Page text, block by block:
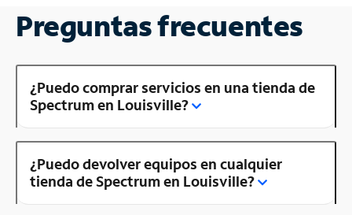
Preguntas frecuentes
¿Puedo comprar servicios en una tienda de
Spectrum en Louisville?
¿Puedo devolver equipos en cualquier
tienda de Spectrum en Louisville?